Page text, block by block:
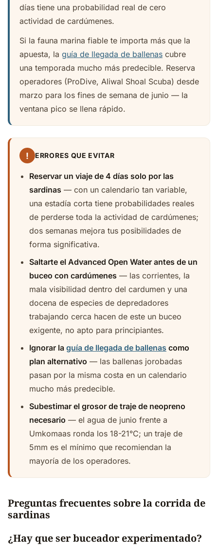
días tiene una probabilidad real de cero
actividad de cardúmenes.
Si la fauna marina fiable te importa más que la
apuesta, la guía de llegada de ballenas cubre
una temporada mucho más predecible. Reserva
operadores (ProDive, Aliwal Shoal Scuba) desde
marzo para los fines de semana de junio — la
ventana pico se llena rápido.
! ERRORES QUE EVITAR
Reservar un viaje de 4 días solo por las
sardinas — con un calendario tan variable,
una estadía corta tiene probabilidades reales
de perderse toda la actividad de cardúmenes;
dos semanas mejora tus posibilidades de
forma significativa.
Saltarte el Advanced Open Water antes de un
buceo con cardúmenes — las corrientes, la
mala visibilidad dentro del cardumen y una
docena de especies de depredadores
trabajando cerca hacen de este un buceo
exigente, no apto para principiantes.
Ignorar la guía de llegada de ballenas como
plan alternativo — las ballenas jorobadas
pasan por la misma costa en un calendario
mucho más predecible.
Subestimar el grosor de traje de neopreno
necesario — el agua de junio frente a
Umkomaas ronda los 18-21°C; un traje de
5mm es el mínimo que recomiendan la
mayoría de los operadores.
Preguntas frecuentes sobre la corrida de
sardinas
¿Hay que ser buceador experimentado?